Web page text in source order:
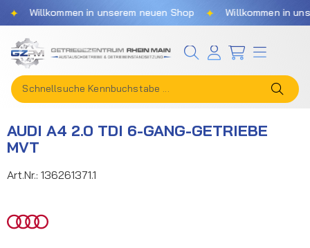
Zum Hauptinhalt springen
Willkommen in unserem neuen Shop ✦ Willkommen in
AUDI A4 2.0 TDI 6-GANG-GETRIEBE
MVT
Art.Nr.: 136261371.1